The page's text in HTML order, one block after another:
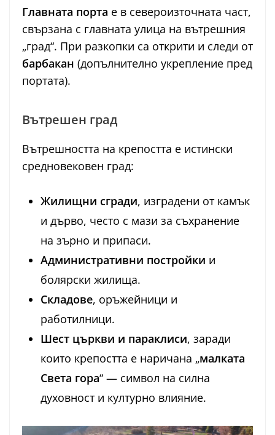
Главната порта е в североизточната част,
свързана с главната улица на вътрешния
„град“. При разкопки са открити и следи от
барбакан (допълнително укрепление пред
портата).
Вътрешен град
Вътрешността на крепостта е истински
средновековен град:
Жилищни сгради, изградени от камък
и дърво, често с мази за съхранение
на зърно и припаси.
Административни постройки и
болярски жилища.
Складове, оръжейници и
работилници.
Шест църкви и параклиси, заради
които крепостта е наричана „малката
Света гора“ — символ на силна
духовност и културно влияние.